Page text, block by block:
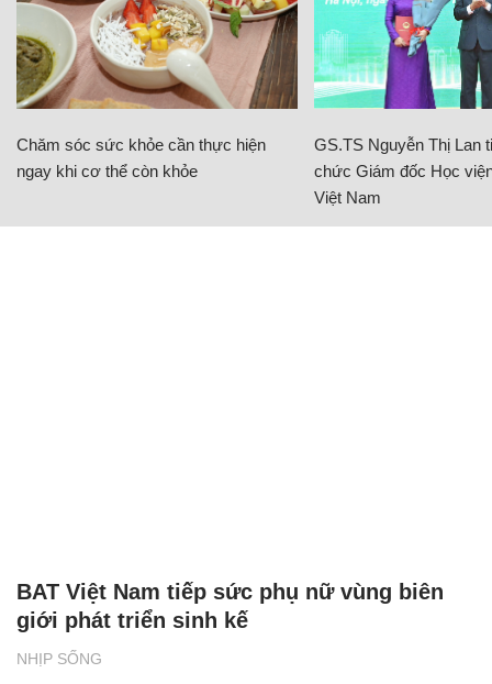
Chăm sóc sức khỏe cần thực hiện
ngay khi cơ thể còn khỏe
GS.TS Nguyễn Thị Lan
chức Giám đốc Học
Việt Nam
NHỊP SỐNG
BAT Việt Nam tiếp sức phụ nữ vùng biên
giới phát triển sinh kế